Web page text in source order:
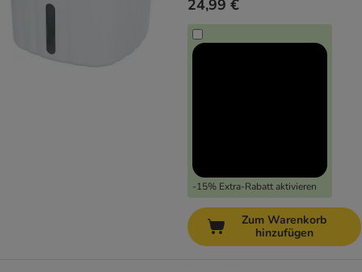
24,99 €
-15% Extra-Rabatt aktivieren
Zum Warenkorb
hinzufügen